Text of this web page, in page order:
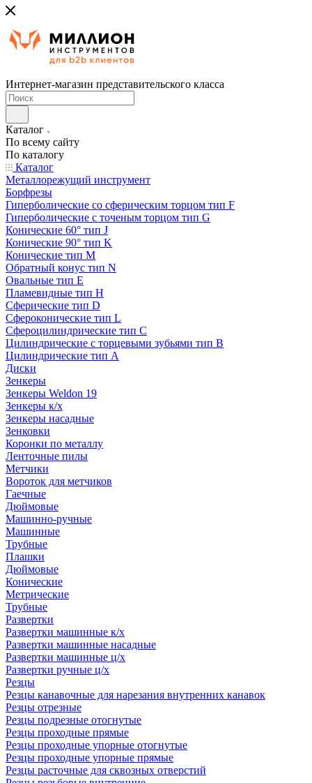
Интернет-магазин представительского класса
Каталог
По всему сайту
По каталогу
Каталог
Металлорежущий инструмент
Борфрезы
Гиперболические cо сферическим торцом тип F
Гиперболические с точеным торцом тип G
Конические 60° тип J
Конические 90° тип K
Конические тип M
Обратный конус тип N
Овальные тип E
Пламевидные тип H
Сферические тип D
Сфероконические тип L
Сфероцилиндрические тип C
Цилиндрические с торцевыми зубьями тип B
Цилиндрические тип А
Диски
Зенкеры
Зенкеры Weldon 19
Зенкеры к/х
Зенкеры насадные
Зенковки
Коронки по металлу
Ленточные пилы
Метчики
Вороток для метчиков
Гаечные
Дюймовые
Машинно-ручные
Машинные
Трубные
Плашки
Дюймовые
Конические
Метрические
Трубные
Развертки
Развертки машинные к/х
Развертки машинные насадные
Развертки машинные ц/х
Развертки ручные ц/х
Резцы
Резцы канавочные для нарезания внутренних канавок
Резцы отрезные
Резцы подрезные отогнутые
Резцы проходные прямые
Резцы проходные упорные отогнутые
Резцы проходные упорные прямые
Резцы расточные для сквозных отверстий